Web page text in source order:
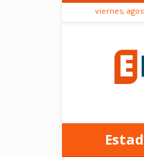
viernes,